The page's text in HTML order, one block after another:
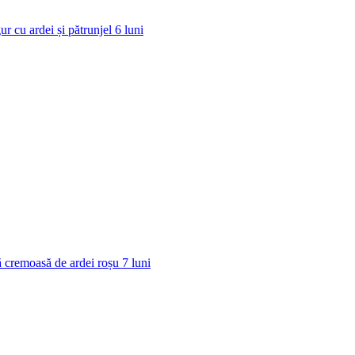
cu ardei și pătrunjel 6 luni
cremoasă de ardei roșu 7 luni